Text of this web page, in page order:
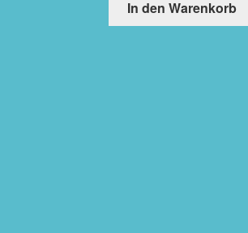
In den Warenkorb